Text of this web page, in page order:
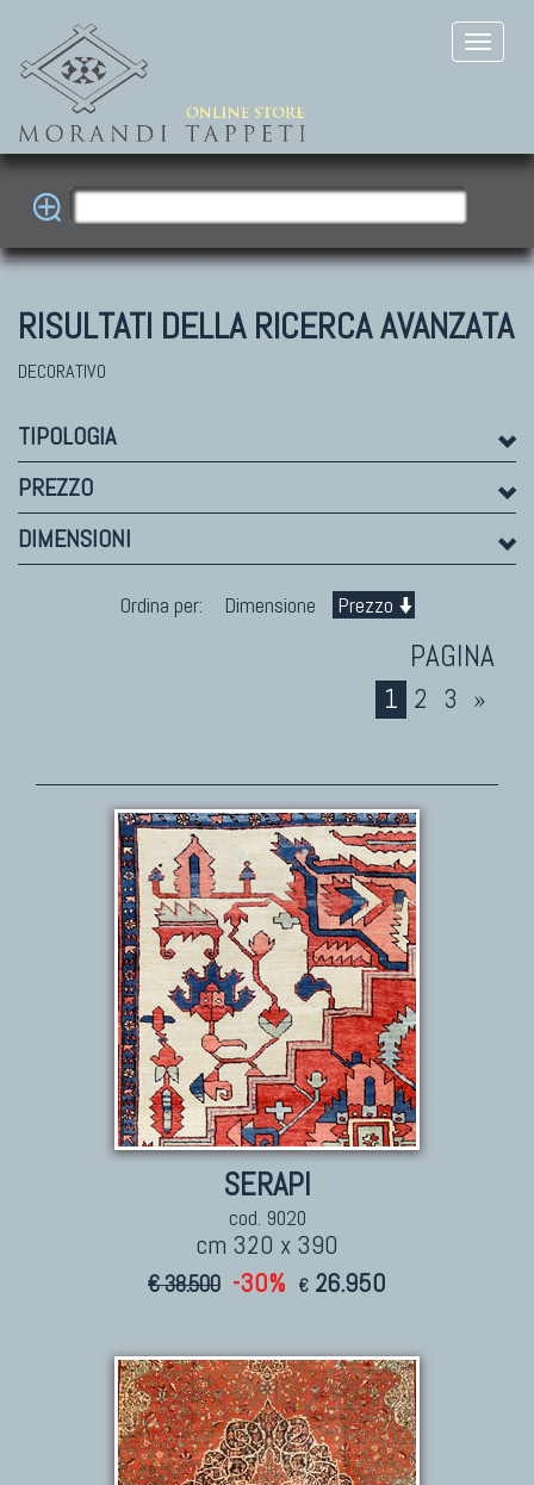
RISULTATI DELLA RICERCA AVANZATA
DECORATIVO
TIPOLOGIA
PREZZO
DIMENSIONI
Ordina per: Dimensione Prezzo
1 2 3 »
SERAPI
cod. 9020
cm 320 x 390
€ 38.500 -30% € 26.950